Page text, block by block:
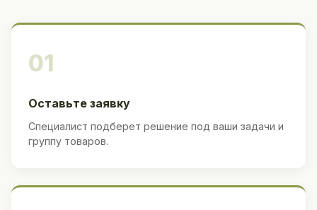
01
Оставьте заявку
Специалист подберет решение под ваши задачи и
группу товаров.